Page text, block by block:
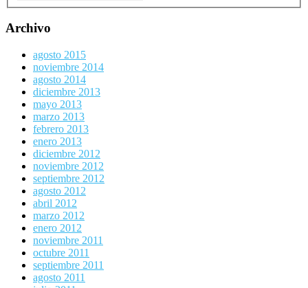
Archivo
agosto 2015
noviembre 2014
agosto 2014
diciembre 2013
mayo 2013
marzo 2013
febrero 2013
enero 2013
diciembre 2012
noviembre 2012
septiembre 2012
agosto 2012
abril 2012
marzo 2012
enero 2012
noviembre 2011
octubre 2011
septiembre 2011
agosto 2011